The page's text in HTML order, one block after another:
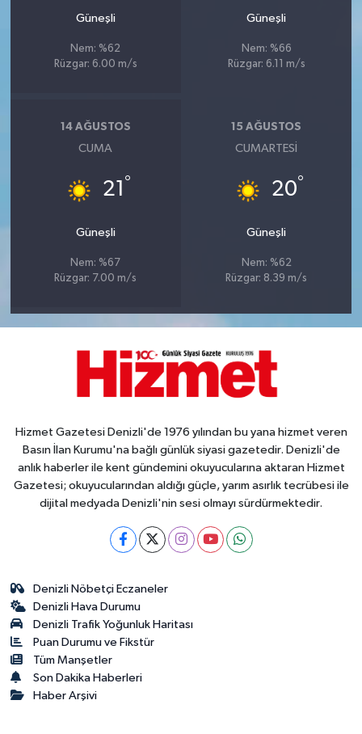
Güneşli
Nem: %62
Rüzgar: 6.00 m/s
Güneşli
Nem: %66
Rüzgar: 6.11 m/s
14 AĞUSTOS
CUMA
21 °
Güneşli
Nem: %67
Rüzgar: 7.00 m/s
15 AĞUSTOS
CUMARTESI
20°
Güneşli
Nem: %62
Rüzgar: 8.39 m/s
Hizmet Gazetesi Denizli'de 1976 yılından bu yana hizmet veren
Basın İlan Kurumu'na bağlı günlük siyasi gazetedir. Denizli'de
anlık haberler ile kent gündemini okuyucularına aktaran Hizmet
Gazetesi; okuyucularından aldığı güçle, yarım asırlık tecrübesi ile
dijital medyada Denizli'nin sesi olmayı sürdürmektedir.
Denizli Nöbetçi Eczaneler
Denizli Hava Durumu
Denizli Trafik Yoğunluk Haritası
Puan Durumu ve Fikstür
Tüm Manşetler
Son Dakika Haberleri
Haber Arşivi